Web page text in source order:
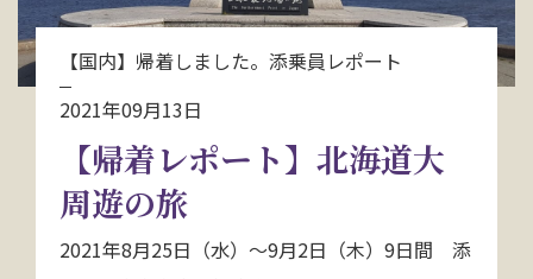
お問い合わせ
電話にてお問い合わせ
【国内】帰着しました。添乗員レポート
2021年09月13日
【帰着レポート】北海道大
周遊の旅
2021年8月25日（水）～9月2日（木）9日間 添